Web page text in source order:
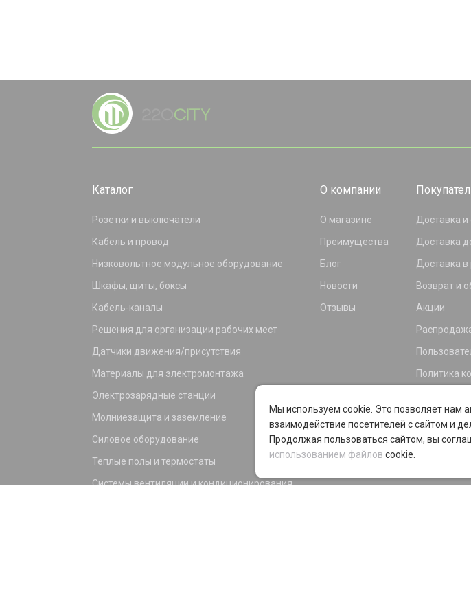
Каталог
Розетки и выключатели
Кабель и провод
Низковольтное модульное оборудование
Шкафы, щиты, боксы
Кабель-каналы
Решения для организации рабочих мест
Датчики движения/присутствия
Материалы для электромонтажа
Электрозарядные станции
Молниезащита и заземление
Силовое оборудование
Теплые полы и термостаты
Системы вентиляции и кондиционирования
О компании
О магазине
Преимущества
Блог
Новости
Отзывы
Доставка и
Доставка
Доставка в
Возврат и
Акции
Политика
Программа
Мы используем cookie. Это позволяет нам
взаимодействие посетителей с сайтом и
Продолжая пользоваться сайтом, вы
использованием файлов cookie.